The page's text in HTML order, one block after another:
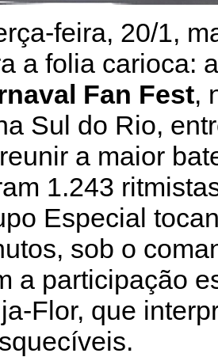
feira, 20/1,
a folia carioca:
Fan Fest,
Sul do Rio,
a maior
1.243
Especial
sob o
a participação
Flor, que